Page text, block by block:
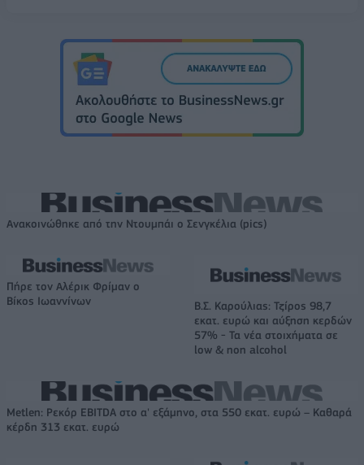
Ανακοινώθηκε από την Ντουμπάι ο Σενγκέλια (pics)
Πήρε τον Αλέρικ Φρίμαν ο
Βίκος Ιωαννίνων
Β.Σ. Καρούλιας: Τζίρος 98,7
εκατ. ευρώ και αύξηση κερδών
57% - Τα νέα στοιχήματα σε
low & non alcohol
Metlen: Ρεκόρ EBITDA στο α' εξάμηνο, στα 550 εκατ. ευρώ – Καθαρά
κέρδη 313 εκατ. ευρώ